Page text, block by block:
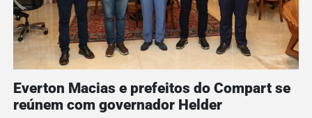
Everton Macias e prefeitos do Compart se
reúnem com governador Helder